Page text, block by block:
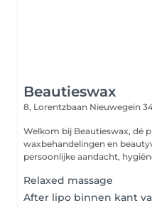
Beautieswax
8, Lorentzbaan Nieuwegein
Welkom bij Beautieswax, dé
waxbehandelingen en
persoonlijke aandacht,
Relaxed massage
After lipo binnen kant